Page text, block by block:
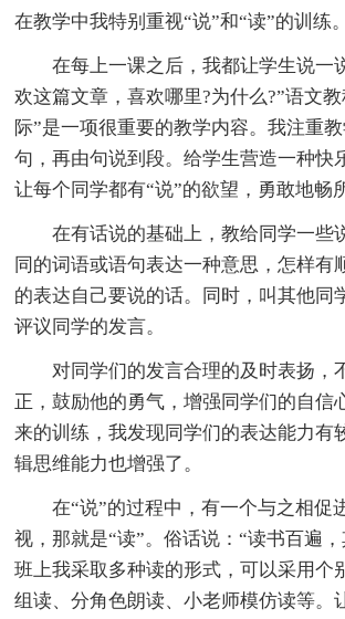
在教学中我特别重视“说”和“读”的训练。
在每上一课之后，我都让学生说一
欢这篇文章，喜欢哪里?为什么?”语文
际”是一项很重要的教学内容。我注重
句，再由句说到段。给学生营造一种快
让每个同学都有“说”的欲望，勇敢地畅
在有话说的基础上，教给同学一些
同的词语或语句表达一种意思，怎样有
的表达自己要说的话。同时，叫其他同
评议同学的发言。
对同学们的发言合理的及时表扬，
正，鼓励他的勇气，增强同学们的自信
来的训练，我发现同学们的表达能力有
辑思维能力也增强了。
在“说”的过程中，有一个与之相促
视，那就是“读”。俗话说：“读书百遍
班上我采取多种读的形式，可以采用个
组读、分角色朗读、小老师模仿读等。